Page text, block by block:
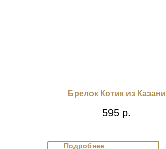
Брелок Котик из Казани
595 р.
Подробнее